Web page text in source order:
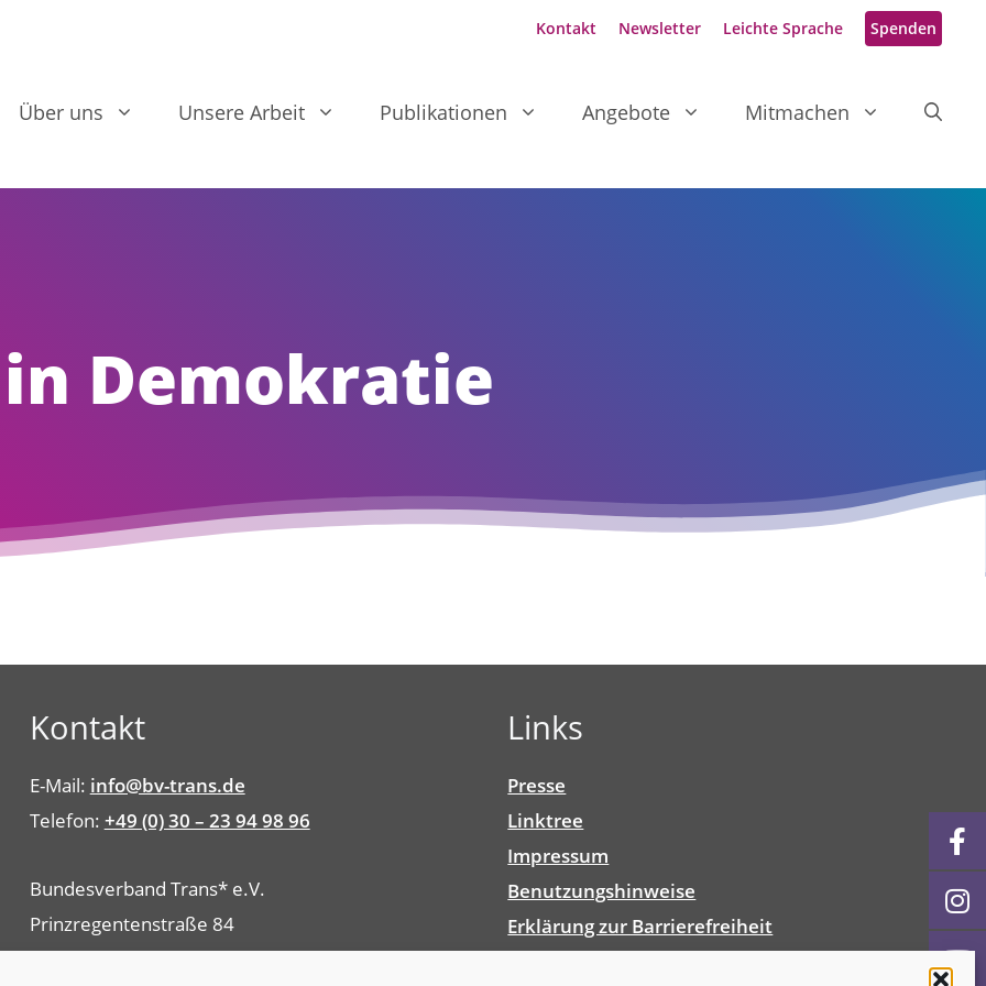
Kontakt Newsletter Leichte Sprache Spenden
Über uns Unsere Arbeit Publikationen Angebote Mitmachen
Demokratie
Kontakt
E-Mail: info@bv-trans.de
Telefon: +49 (0) 30 – 23 94 98 96
Bundesverband Trans* e.V.
Prinzregentenstraße 84
10717 Berlin
Links
Presse
Linktree
Impressum
Benutzungshinweise
Erklärung zur Barrierefreiheit